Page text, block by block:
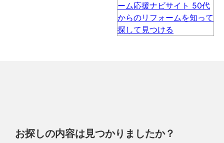
お探しの内容は見つかりましたか？